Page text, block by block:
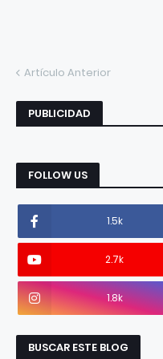
Artículo Anterior
PUBLICIDAD
FOLLOW US
1.5k
2.7k
1.8k
BUSCAR ESTE BLOG